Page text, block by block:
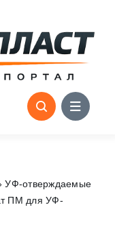
УФ-отверждаемые
ПМ для УФ-